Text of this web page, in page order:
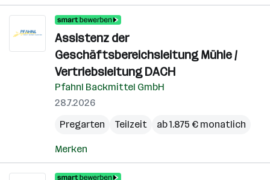
Assistenz der
Geschäftsbereichsleitung Mühle /
Vertriebsleitung DACH
Pfahnl Backmittel GmbH
28.7.2026
Pregarten
Teilzeit ab 1.875 € monatlich
Merken